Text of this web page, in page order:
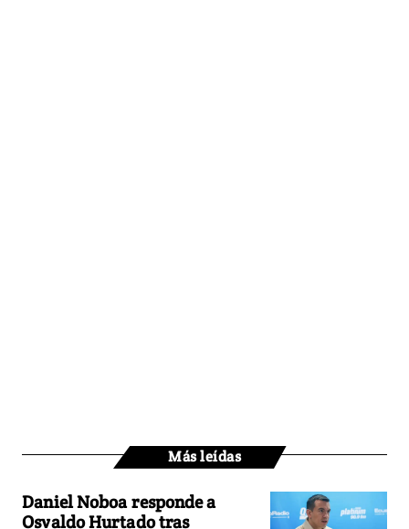
Más leídas
Daniel Noboa responde a
Osvaldo Hurtado tras